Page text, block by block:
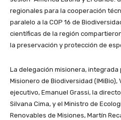
regionales para la cooperación
paralelo a la COP 16 de
científicas de la región
la preservación y protección de
La delegación misionera,
Misionero de Biodiversidad
ejecutivo, Emanuel Grassi, la
Silvana Cima, y el Ministro de
Renovables de Misiones, Martín